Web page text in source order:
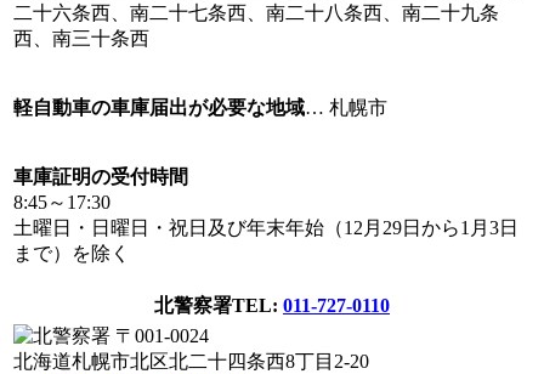
二十六条西、南二十七条西、南二十八条西、南二十九条
西、南三十条西
軽自動車の車庫届出が必要な地域… 札幌市
車庫証明の受付時間
8:45～17:30
土曜日・日曜日・祝日及び年末年始（12月29日から1月3日
まで）を除く
北警察署TEL: 011-727-0110
〒001-0024
北海道札幌市北区北二十四条西8丁目2-20